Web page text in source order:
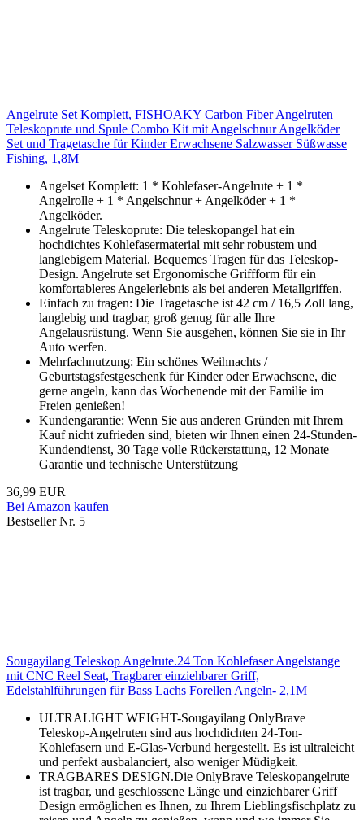
Angelrute Set Komplett, FISHOAKY Carbon Fiber Angelruten
Teleskoprute und Spule Combo Kit mit Angelschnur Angelköder
Set und Tragetasche für Kinder Erwachsene Salzwasser Süßwasse
Fishing, 1,8M
Angelset Komplett: 1 * Kohlefaser-Angelrute + 1 *
Angelrolle + 1 * Angelschnur + Angelköder + 1 *
Angelköder.
Angelrute Teleskoprute: Die teleskopangel hat ein
hochdichtes Kohlefasermaterial mit sehr robustem und
langlebigem Material. Bequemes Tragen für das Teleskop-
Design. Angelrute set Ergonomische Griffform für ein
komfortableres Angelerlebnis als bei anderen Metallgriffen.
Einfach zu tragen: Die Tragetasche ist 42 cm / 16,5 Zoll lang,
langlebig und tragbar, groß genug für alle Ihre
Angelausrüstung. Wenn Sie ausgehen, können Sie sie in Ihr
Auto werfen.
Mehrfachnutzung: Ein schönes Weihnachts /
Geburtstagsfestgeschenk für Kinder oder Erwachsene, die
gerne angeln, kann das Wochenende mit der Familie im
Freien genießen!
Kundengarantie: Wenn Sie aus anderen Gründen mit Ihrem
Kauf nicht zufrieden sind, bieten wir Ihnen einen 24-Stunden-
Kundendienst, 30 Tage volle Rückerstattung, 12 Monate
Garantie und technische Unterstützung
36,99 EUR
Bei Amazon kaufen
Bestseller Nr. 5
Sougayilang Teleskop Angelrute.24 Ton Kohlefaser Angelstange
mit CNC Reel Seat, Tragbarer einziehbarer Griff,
Edelstahlführungen für Bass Lachs Forellen Angeln- 2,1M
ULTRALIGHT WEIGHT-Sougayilang OnlyBrave
Teleskop-Angelruten sind aus hochdichten 24-Ton-
Kohlefasern und E-Glas-Verbund hergestellt. Es ist ultraleicht
und perfekt ausbalanciert, also weniger Müdigkeit.
TRAGBARES DESIGN.Die OnlyBrave Teleskopangelrute
ist tragbar, und geschlossene Länge und einziehbarer Griff
Design ermöglichen es Ihnen, zu Ihrem Lieblingsfischplatz zu